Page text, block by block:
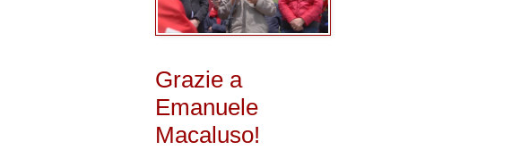
Grazie a
Emanuele
Macaluso!